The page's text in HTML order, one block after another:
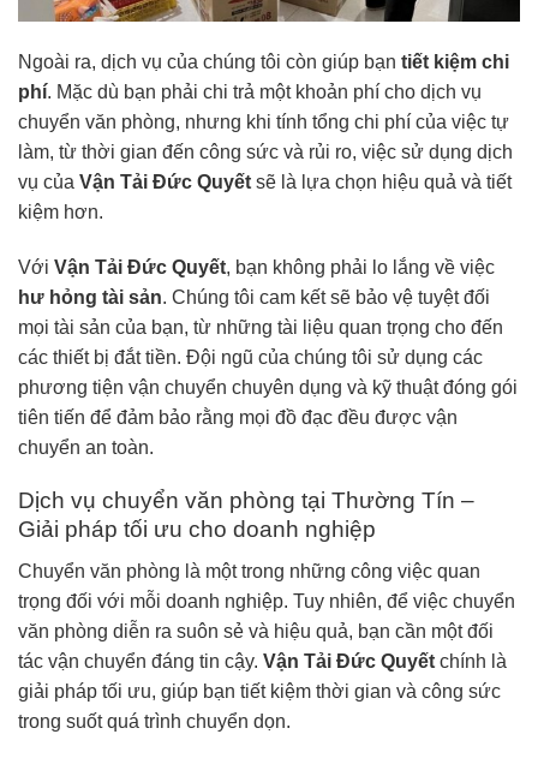
Ngoài ra, dịch vụ của chúng tôi còn giúp bạn tiết kiệm chi
phí. Mặc dù bạn phải chi trả một khoản phí cho dịch vụ
chuyển văn phòng, nhưng khi tính tổng chi phí của việc tự
làm, từ thời gian đến công sức và rủi ro, việc sử dụng dịch
vụ của Vận Tải Đức Quyết sẽ là lựa chọn hiệu quả và tiết
kiệm hơn.
Với Vận Tải Đức Quyết, bạn không phải lo lắng về việc
hư hỏng tài sản. Chúng tôi cam kết sẽ bảo vệ tuyệt đối
mọi tài sản của bạn, từ những tài liệu quan trọng cho đến
các thiết bị đắt tiền. Đội ngũ của chúng tôi sử dụng các
phương tiện vận chuyển chuyên dụng và kỹ thuật đóng gói
tiên tiến để đảm bảo rằng mọi đồ đạc đều được vận
chuyển an toàn.
Dịch vụ chuyển văn phòng tại Thường Tín –
Giải pháp tối ưu cho doanh nghiệp
Chuyển văn phòng là một trong những công việc quan
trọng đối với mỗi doanh nghiệp. Tuy nhiên, để việc chuyển
văn phòng diễn ra suôn sẻ và hiệu quả, bạn cần một đối
tác vận chuyển đáng tin cậy. Vận Tải Đức Quyết chính là
giải pháp tối ưu, giúp bạn tiết kiệm thời gian và công sức
trong suốt quá trình chuyển dọn.